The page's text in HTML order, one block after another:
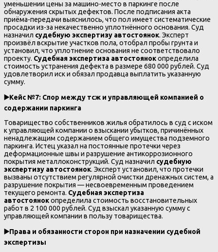
уменьшении цены за машино-место в паркинге после
обнаружения скрытых дефектов. После подписания акта
приёма-передачи выяснилось, что пол имеет систематические
просадки из-за некачественно уплотнённого основания. Суд
назначил судебную экспертизу автостоянок. Эксперт
произвёл вскрытие участков пола, отобрал пробы грунта и
установил, что уплотнение основания не соответствовало
проекту. Судебная экспертиза автостоянокопределила
стоимость устранения дефекта в размере 680 000 рублей. Суд
удовлетворил иск и обязал продавца выплатить указанную
сумму.
▶️Кейс №7: Спор между тсж и управляющей компанией о
содержании паркинга
Товарищество собственников жилья обратилось в суд с иском
к управляющей компании о взыскании убытков, причинённых
ненадлежащим содержанием общего имущества подземного
паркинга. Истец указал на постоянные протечки через
деформационные швы и разрушение антикоррозионного
покрытия металлоконструкций. Суд назначил судебную
экспертизу автостоянок. Эксперт установил, что протечки
вызваны отсутствием регулярной очистки дренажных систем, а
разрушение покрытия — несвоевременным проведением
текущего ремонта. Судебная экспертиза
автостоянокопределила стоимость восстановительных
работ в 2 100 000 рублей. Суд взыскал указанную сумму с
управляющей компании в пользу товарищества.
▶️Права и обязанности сторон при назначении судебной
экспертизы